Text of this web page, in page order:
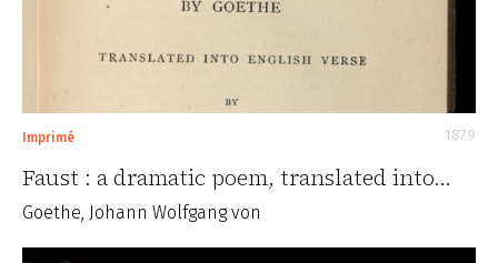
Imprimé 1879
Faust : a dramatic poem, translated into…
Goethe, Johann Wolfgang von